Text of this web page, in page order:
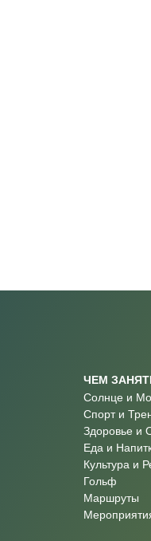
ЧЕМ
Солнце и
Спорт и
Здоровье и
Еда и
Культура и
Гольф
Маршруты